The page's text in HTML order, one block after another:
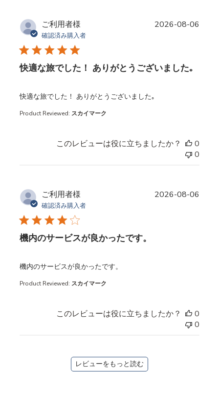
ご利用者様
確認済み購入者
快適な旅でした！ ありがとうございました｡
快適な旅でした！ ありがとうございました｡
read more about review content
Product Reviewed: スカイマーク
2026-08-06
このレビューは役に立ちましたか？
0
0
ご利用者様
確認済み購入者
機内のサービスが良かったです。
機内のサービスが良かったです。
read more about review content
Product Reviewed: スカイマーク
2026-08-06
このレビューは役に立ちましたか？
0
0
レビューをもっと読む